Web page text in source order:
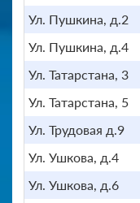
Ул. Пушкина, д.2
Ул. Пушкина, д.4
Ул. Татарстана, 3
Ул. Татарстана, 5
Ул. Трудовая д.9
Ул. Ушкова, д.4
Ул. Ушкова, д.6